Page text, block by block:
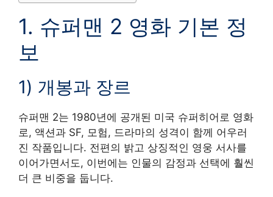
1. 슈퍼맨 2 영화 기본 정
보
1) 개봉과 장르
슈퍼맨 2는 1980년에 공개된 미국 슈퍼히어로 영화
로, 액션과 SF, 모험, 드라마의 성격이 함께 어우러
진 작품입니다. 전편의 밝고 상징적인 영웅 서사를
이어가면서도, 이번에는 인물의 감정과 선택에 훨씬
더 큰 비중을 둡니다.